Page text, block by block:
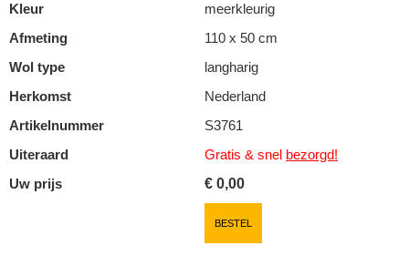
Kleur
meerkleurig
Afmeting
110 x 50 cm
Wol type
langharig
Herkomst
Nederland
Artikelnummer
S3761
Uiteraard
Gratis & snel bezorgd!
Uw prijs
€ 0,00
BESTEL